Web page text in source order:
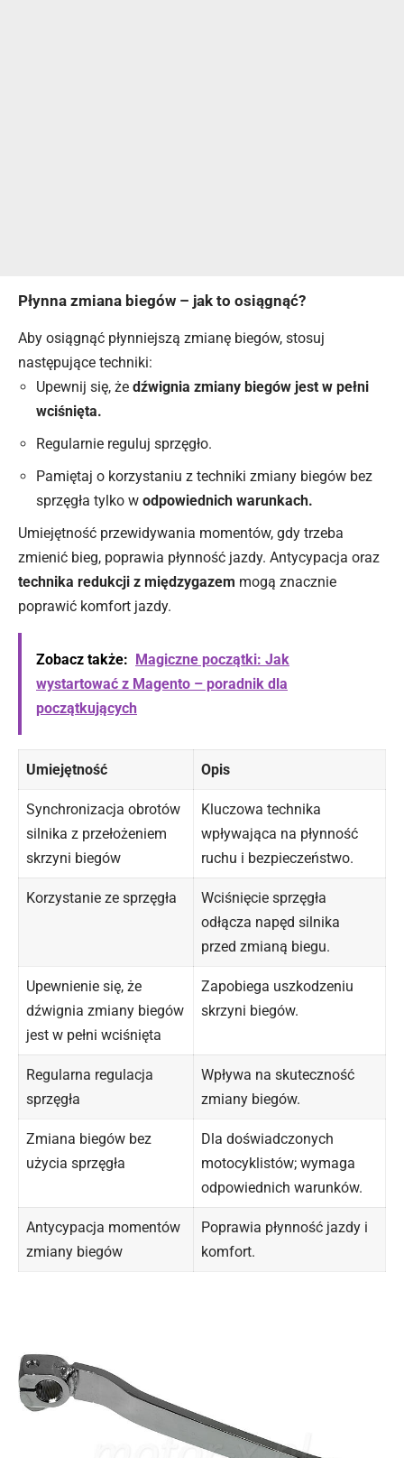
Płynna zmiana biegów – jak to osiągnąć?
Aby osiągnąć płynniejszą zmianę biegów, stosuj
następujące techniki:
Upewnij się, że dźwignia zmiany biegów jest w pełni
wciśnięta.
Regularnie reguluj sprzęgło.
Pamiętaj o korzystaniu z techniki zmiany biegów bez
sprzęgła tylko w odpowiednich warunkach.
Umiejętność przewidywania momentów, gdy trzeba
zmienić bieg, poprawia płynność jazdy. Antycypacja oraz
technika redukcji z międzygazem mogą znacznie
poprawić komfort jazdy.
Zobacz także: Magiczne początki: Jak
wystartować z Magento – poradnik dla
początkujących
Umiejętność Opis
Synchronizacja obrotów
silnika z przełożeniem
skrzyni biegów
Kluczowa technika
wpływająca na płynność
ruchu i bezpieczeństwo.
Korzystanie ze sprzęgła
Wciśnięcie sprzęgła
odłącza napęd silnika
przed zmianą biegu.
Upewnienie się, że
dźwignia zmiany biegów
jest w pełni wciśnięta
Zapobiega uszkodzeniu
skrzyni biegów.
Regularna regulacja
sprzęgła
Wpływa na skuteczność
zmiany biegów.
Zmiana biegów bez
użycia sprzęgła
Dla doświadczonych
motocyklistów; wymaga
odpowiednich warunków.
Antycypacja momentów
zmiany biegów
Poprawia płynność jazdy i
komfort.